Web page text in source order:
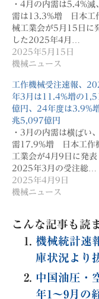
・4月の内需は5.4%減
需は13.3%増 日本工
械工業会が5月15日に
した2025年4月…
2025年5月15日
機械ニュース
工作機械受注速報、
年3月は11.4%増の
億円、24年度は3.9%増
兆5,097億円
・3月の内需は横ばい
需17.9%増 日本工作
工業会が4月9日に発表
2025年3月の受注総…
2025年4月9日
機械ニュース
こんな記事も読
機械統計速
庫状況より
中国油圧・
年1〜9月の